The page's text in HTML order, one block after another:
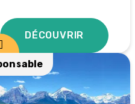
DÉCOUVRIR